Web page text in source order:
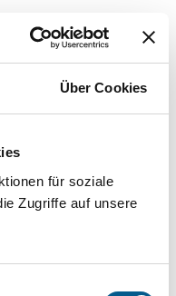
Über Cookies
für soziale
Zugriffe auf unsere
für ein
können Sie
und
Bei der